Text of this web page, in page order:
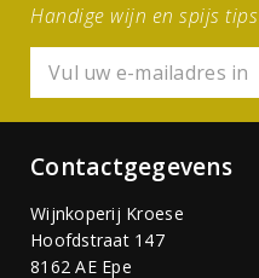
Handige wijn en spijs tips
Contactgegevens
Wijnkoperij Kroese
Hoofdstraat 147
8162 AE Epe